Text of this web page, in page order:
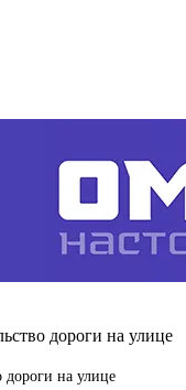
дороги на улице
дороги на улице